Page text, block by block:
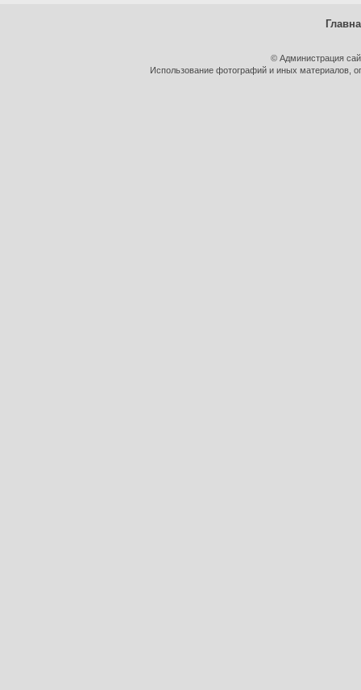
© Администрация
Использование фотографий и иных материалов,